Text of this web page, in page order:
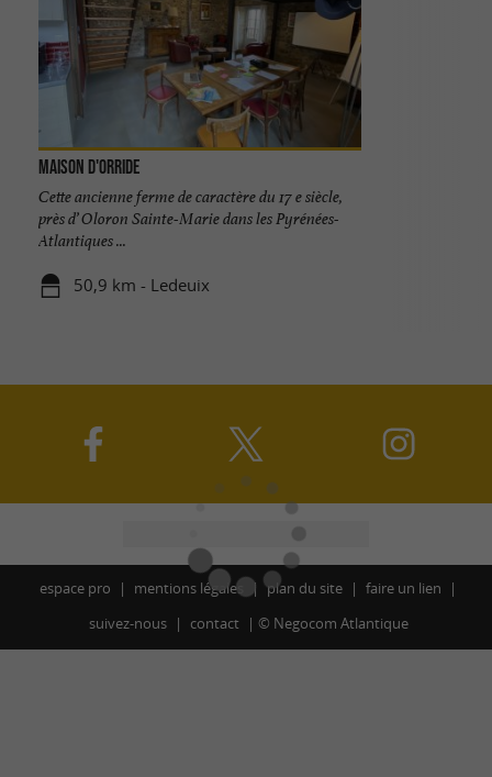
Maison d'Orride
Cette ancienne ferme de caractère du 17 e siècle,
près d’ Oloron Sainte-Marie dans les Pyrénées-
Atlantiques ...
50,9 km - Ledeuix
espace pro mentions légales plan du site
faire un lien
suivez-nous
contact © Negocom Atlantique